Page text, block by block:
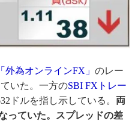
為オンラインFX」 のレー
ていた。一方のSBI FXトレー
ドルを指し示している。 両
っていた。スプレッドの差